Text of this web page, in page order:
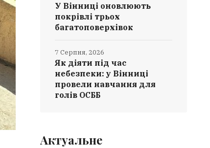
У Вінниці оновлюють
покрівлі трьох
багатоповерхівок
Як діяти під час
небезпеки: у Вінниці
провели навчання для
голів ОСББ
7 Серпня, 2026
Актуальне